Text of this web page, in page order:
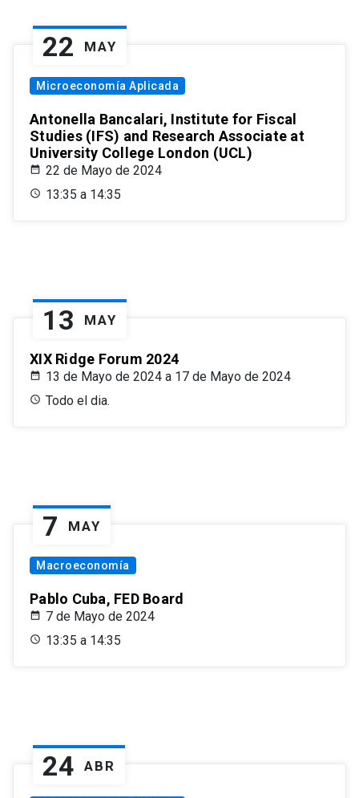
22 MAY
Microeconomía Aplicada
Antonella Bancalari, Institute for Fiscal
Studies (IFS) and Research Associate at
University College London (UCL)
22 de Mayo de 2024
13:35 a 14:35
13 MAY
XIX Ridge Forum 2024
13 de Mayo de 2024 a 17 de Mayo de 2024
Todo el dia.
7 MAY
Macroeconomía
Pablo Cuba, FED Board
7 de Mayo de 2024
13:35 a 14:35
24 ABR